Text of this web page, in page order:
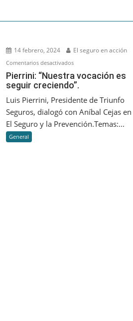
14 febrero, 2024 El seguro en acción
Comentarios desactivadosen
Pierrini:
“Nuestra
vocación
seguir
creciendo”.
Pierrini: “Nuestra vocación es
seguir creciendo”.
Luis Pierrini, Presidente de Triunfo
Seguros, dialogó con Aníbal Cejas en
El Seguro y la Prevención.Temas:...
General